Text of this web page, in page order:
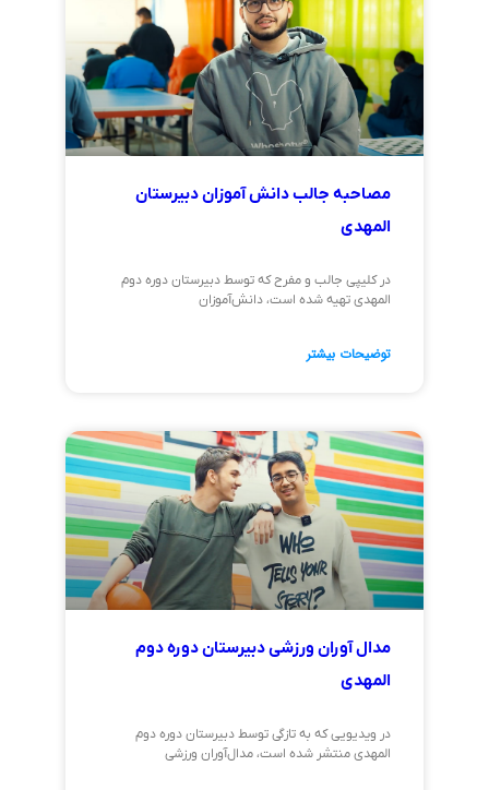
مصاحبه جالب دانش آموزان دبیرستان
المهدی
در کلیپی جالب و مفرح که توسط دبیرستان دوره دوم
المهدی تهیه شده است، دانش‌آموزان
توضیحات بیشتر
مدال آوران ورزشی دبیرستان دوره دوم
المهدی
در ویدیویی که به تازگی توسط دبیرستان دوره دوم
المهدی منتشر شده است، مدال‌آوران ورزشی